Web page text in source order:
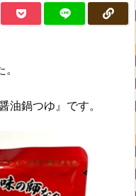
油鍋つゆ』です。